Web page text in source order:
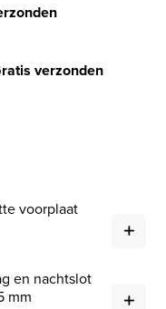
verzonden
voorplaat
en nachtslot
mm